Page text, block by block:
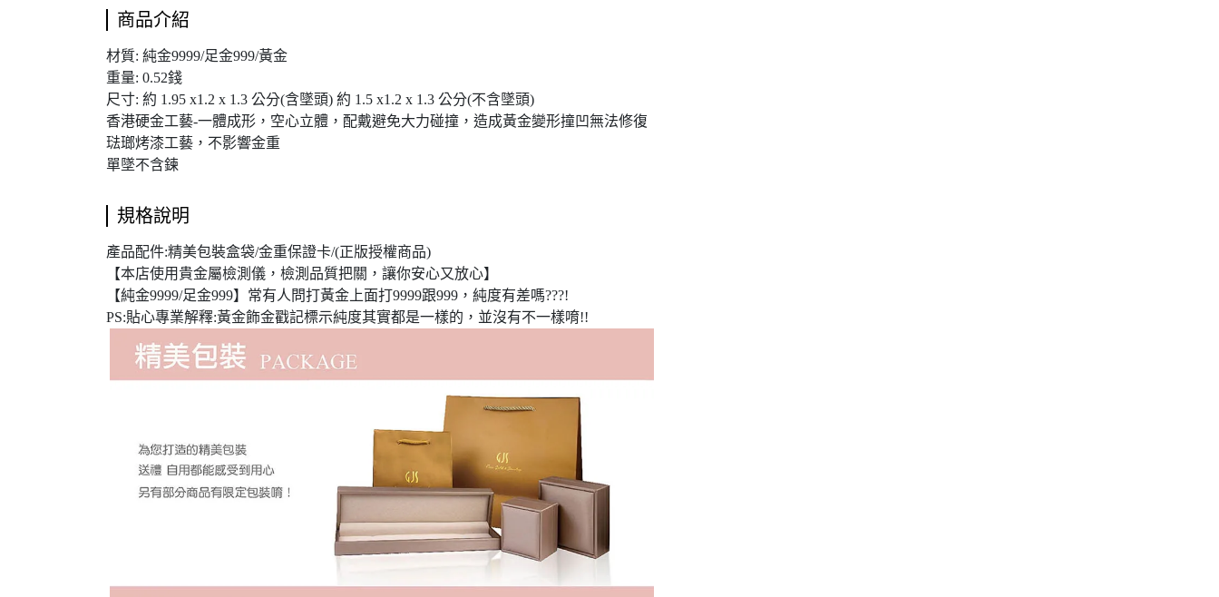
商品介紹
材質: 純金9999/足金999/黃金
重量: 0.52錢
尺寸: 約 1.95 x1.2 x 1.3 公分(含墜頭) 約 1.5 x1.2 x 1.3 公分(不含墜頭)
香港硬金工藝-一體成形，空心立體，配戴避免大力碰撞，造成黃金變形撞凹無法修復
琺瑯烤漆工藝，不影響金重
單墜不含鍊
規格說明
產品配件:精美包裝盒袋/金重保證卡/(正版授權商品)
【本店使用貴金屬檢測儀，檢測品質把關，讓你安心又放心】
【純金9999/足金999】常有人問打黃金上面打9999跟999，純度有差嗎???!
PS:貼心專業解釋:黃金飾金戳記標示純度其實都是一樣的，並沒有不一樣唷!!